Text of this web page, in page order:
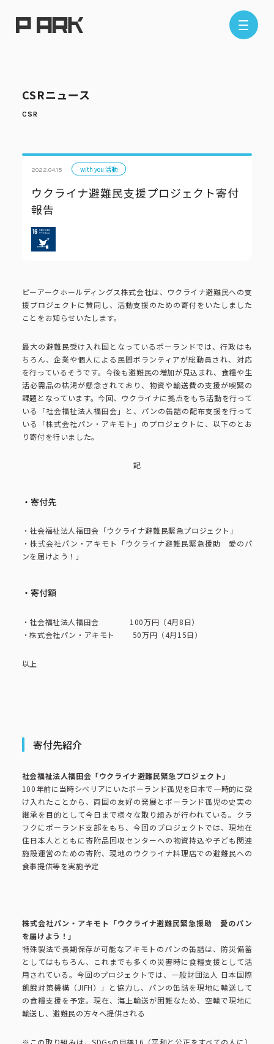
店舗情報
埼玉エリア
ピーアークで楽しむ トップ
パチンコ・スロット
企業情報
企業情報 トップ
会社概要 代表挨拶
ピーアークの歩み
コーポレートブック
CSR活動
CSR活動 トップ
CSRニュース
トピックス
採用情報
サイトマップ
CSRニュース
2022.04.15 with you 活動
ウクライナ避難民支援プロジェクト寄付
報告
ピーアークホールディングス株式会社は、ウクライナ避難民への支
援プロジェクトに賛同し、活動支援のための寄付をいたしました
ことをお知らせいたします。
最大の避難民受け入れ国となっているポーランドでは、行政はも
ちろん、企業や個人による民間ボランティアが総動員され、対応
を行っているそうです。今後も避難民の増加が見込まれ、食糧や生
活必需品の枯渇が懸念されており、物資や輸送費の支援が喫緊の
課題となっています。今回、ウクライナに拠点をもち活動を行って
いる「社会福祉法人福田会」と、パンの缶詰の配布支援を行って
いる「株式会社パン・アキモト」のプロジェクトに、以下のとお
り寄付を行いました。
記
・寄付先
・社会福祉法人福田会「ウクライナ避難民緊急プロジェクト」
・株式会社パン・アキモト「ウクライナ避難民緊急援助 愛のパ
ンを届けよう！」
・寄付額
・社会福祉法人福田会 100万円（4月8日）
・株式会社パン・アキモト 50万円（4月15日）
以上
寄付先紹介
社会福祉法人福田会「ウクライナ避難民緊急プロジェクト」
100年前に当時シベリアにいたポーランド孤児を日本で一時的に受
け入れたことから、両国の友好の発展とポーランド孤児の史実の
継承を目的として今日まで様々な取り組みが行われている。クラ
フクにポーランド支部をもち、今回のプロジェクトでは、現地在
住日本人とともに寄附品回収センターへの物資持込や子ども関連
施設運営のための寄附、現地のウクライナ料理店での避難民への
食事提供等を実施予定
株式会社パン・アキモト「ウクライナ避難民緊急援助 愛のパン
を届けよう！」
特殊製法で長期保存が可能なアキモトのパンの缶詰は、防災備蓄
としてはもちろん、これまでも多くの災害時に食糧支援として活
用されている。今回のプロジェクトでは、一般財団法人 日本国際
飢餓対策機構（JIFH）」と協力し、パンの缶詰を現地に輸送して
の食糧支援を予定。現在、海上輸送が困難なため、空輸で現地に
輸送し、避難民の方々へ提供される
※この取り組みは、SDGsの目標16（平和と公正をすべての人に）